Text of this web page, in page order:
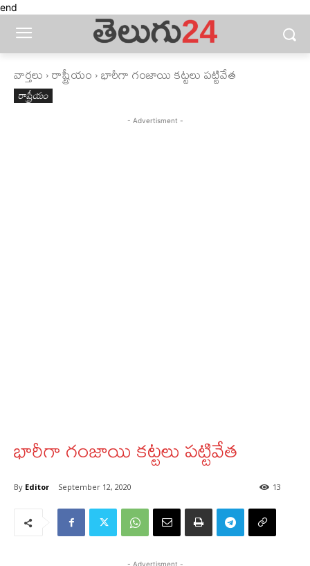
end
వార్తలు రాష్ట్రీయం భారీగా గంజాయి కట్టలు పట్టివేత
రాష్ట్రీయం
- Advertisment -
భారీగా గంజాయి కట్టలు పట్టివేత
By Editor September 12, 2020 13
- Advertisment -